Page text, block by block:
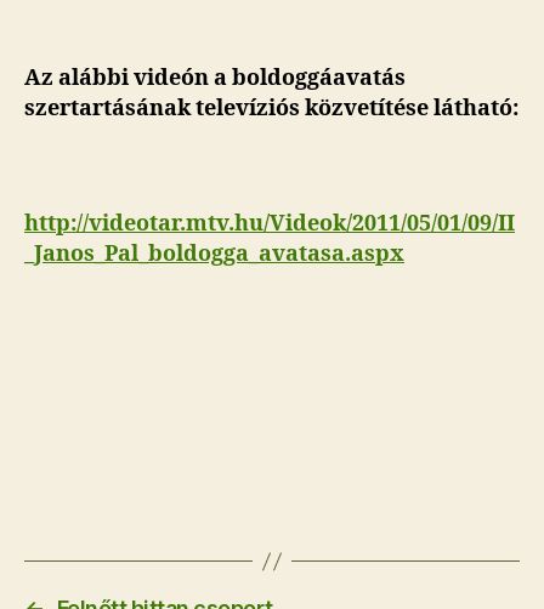
Az alábbi videón a boldoggáavatás
szertartásának televíziós közvetítése látható:
http://videotar.mtv.hu/Videok/2011/05/01/09/II
_Janos_Pal_boldogga_avatasa.aspx